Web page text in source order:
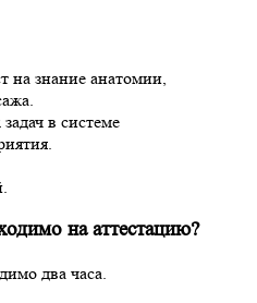
на знание анатомии,
в системе
на аттестацию?
два часа.